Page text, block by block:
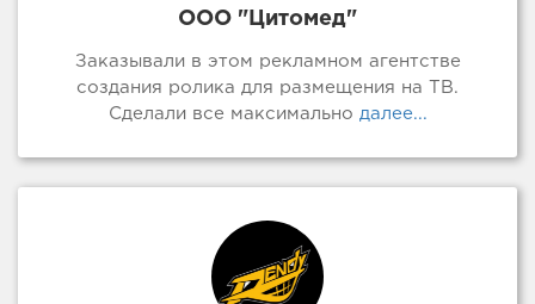
ООО "Цитомед"
Заказывали в этом рекламном агентстве
создания ролика для размещения на ТВ.
Сделали все максимально далее...